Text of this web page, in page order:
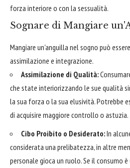
forza interiore o con la sessualità.
Sognare di Mangiare
Mangiare un'anguilla nel sogno può
assimilazione e integrazione.
Assimilazione di Qualità:
che state interiorizzando le sue qualità
la sua forza o la sua elusività. Potrebbe
di acquisire maggiore controllo o astuzia.
Cibo Proibito o Desiderato:In
considerata una prelibatezza, in altre
personale gioca un ruolo. Se il consumo è